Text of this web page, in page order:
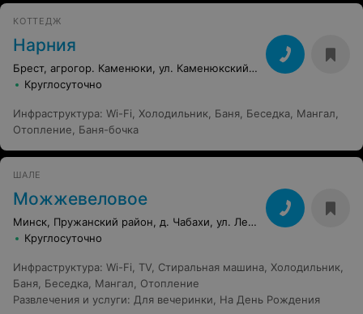
КОТТЕДЖ
Нарния
Брест, агрогор. Каменюки, ул. Каменюкский сельсовет, 3
Круглосуточно
Инфраструктура: Wi-Fi, Холодильник, Баня, Беседка, Мангал,
Отопление, Баня-бочка
ШАЛЕ
Можжевеловое
Минск, Пружанский район, д. Чабахи, ул. Лесная, 21
Круглосуточно
Инфраструктура: Wi-Fi, TV, Стиральная машина, Холодильник,
Баня, Беседка, Мангал, Отопление
Развлечения и услуги: Для вечеринки, На День Рождения